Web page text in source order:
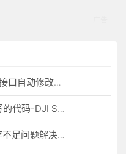
修改PDF文件名
Stock Checker
问题解决方案